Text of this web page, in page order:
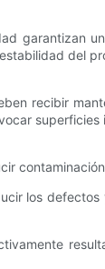
garantizan
del
recibir
superficies
los